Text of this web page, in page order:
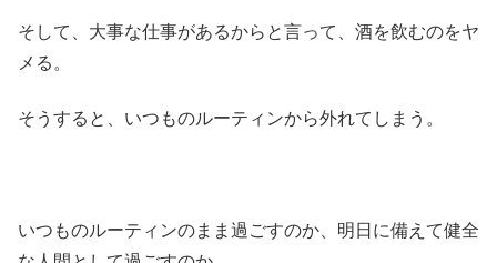
そして、大事な仕事があるからと言って、酒を飲むのをヤ
メる。
そうすると、いつものルーティンから外れてしまう。
いつものルーティンのまま過ごすのか、明日に備えて健全